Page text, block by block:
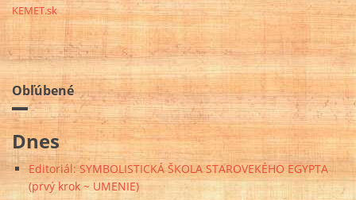
KEMET.sk
Obľúbené
Dnes
Editoriál: SYMBOLISTICKÁ ŠKOLA STAROVEKÉHO EGYPTA
(prvý krok ~ UMENIE)